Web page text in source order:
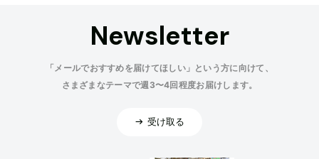
Newsletter
「メールでおすすめを届けてほしい」という方に向けて、
さまざまなテーマで週3〜4回程度お届けします。
受け取る